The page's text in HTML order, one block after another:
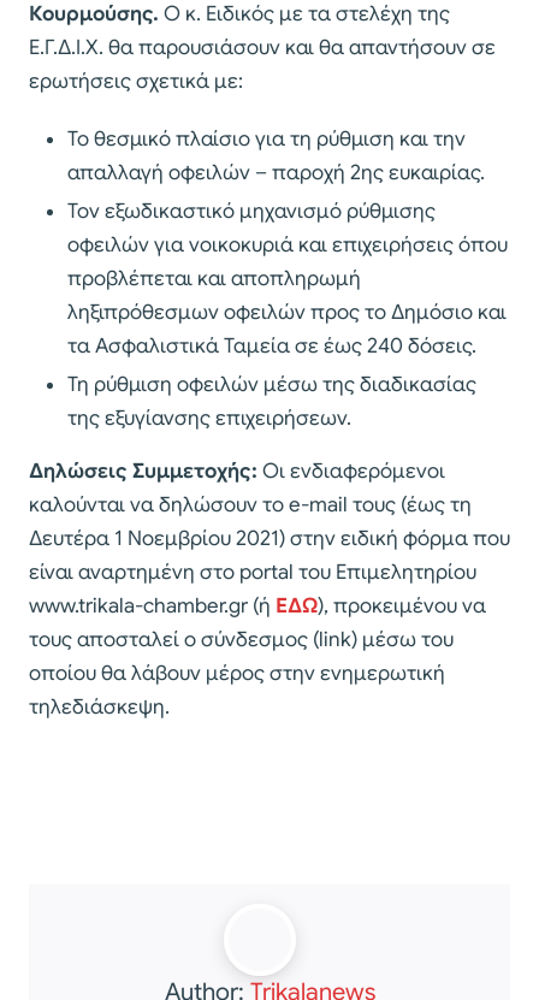
Κουρμούσης. Ο κ. Ειδικός με τα στελέχη της
Ε.Γ.Δ.Ι.Χ. θα παρουσιάσουν και θα απαντήσουν σε
ερωτήσεις σχετικά με:
Το θεσμικό πλαίσιο για τη ρύθμιση και την
απαλλαγή οφειλών – παροχή 2ης ευκαιρίας.
Τον εξωδικαστικό μηχανισμό ρύθμισης
οφειλών για νοικοκυριά και επιχειρήσεις όπου
προβλέπεται και αποπληρωμή
ληξιπρόθεσμων οφειλών προς το Δημόσιο και
τα Ασφαλιστικά Ταμεία σε έως 240 δόσεις.
Τη ρύθμιση οφειλών μέσω της διαδικασίας
της εξυγίανσης επιχειρήσεων.
Δηλώσεις Συμμετοχής: Οι ενδιαφερόμενοι
καλούνται να δηλώσουν το e-mail τους (έως τη
Δευτέρα 1 Νοεμβρίου 2021) στην ειδική φόρμα που
είναι αναρτημένη στο portal του Επιμελητηρίου
www.trikala-chamber.gr (ή ΕΔΩ), προκειμένου να
τους αποσταλεί ο σύνδεσμος (link) μέσω του
οποίου θα λάβουν μέρος στην ενημερωτική
τηλεδιάσκεψη.
Author: Trikalanews